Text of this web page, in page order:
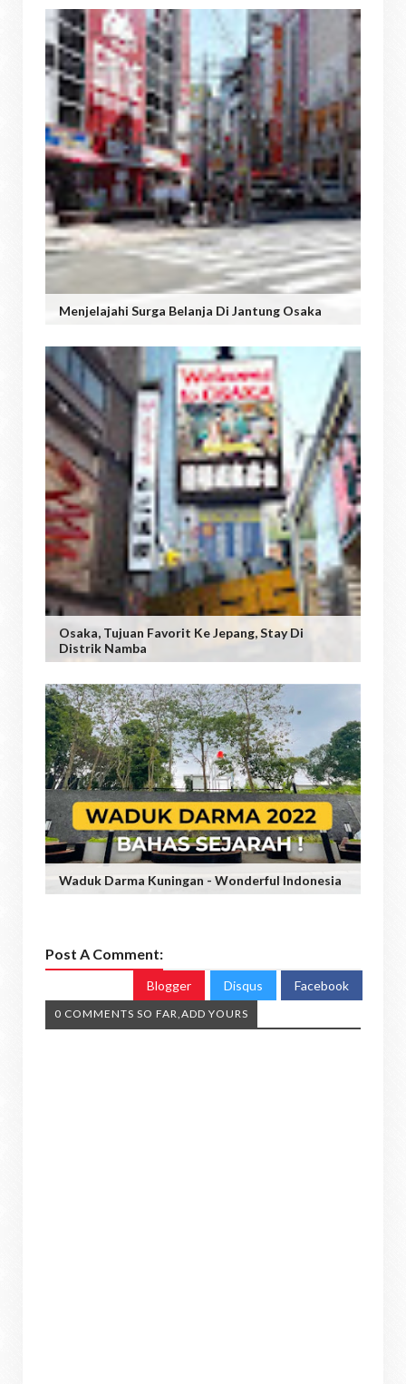
Menjelajahi Surga Belanja Di Jantung Osaka
Osaka, Tujuan Favorit Ke Jepang, Stay Di
Distrik Namba
Waduk Darma Kuningan - Wonderful Indonesia
Post A Comment:
Blogger Disqus Facebook
0 COMMENTS SO FAR,ADD YOURS